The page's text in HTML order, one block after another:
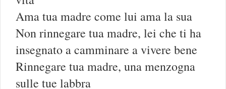
Ama tua madre come lui ama la sua
Non rinnegare tua madre, lei che ti ha
insegnato a camminare a vivere bene
Rinnegare tua madre, una menzogna
sulle tue labbra